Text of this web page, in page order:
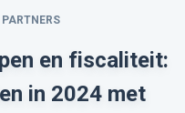
PARTNERS
en fiscaliteit:
in 2024 met